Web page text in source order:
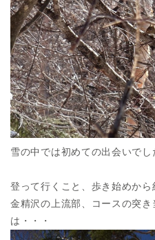
雪の中では初めての出会いでし
登って行くこと、歩き始めから
金精沢の上流部、コースの突
は・・・